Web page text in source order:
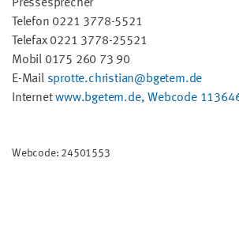
Pressesprecher
Telefon 0221 3778-5521
Telefax 0221 3778-25521
Mobil 0175 260 73 90
E-Mail sprotte.christian@bgetem.de
Internetwww.bgetem.de, Webcode
Webcode: 24501553